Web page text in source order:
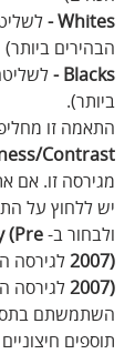
Whites -
הבהירים ביותר)
Blacks -
ביותר).
התאמה זו
‬Contrast
מגירסה זו. אם
יש ללחוץ על
ולבחור ב-‪(‬Pre
2007‪)‬ לגירסה
2007‪)‬ לגירסה
השתמשתם
תוספים